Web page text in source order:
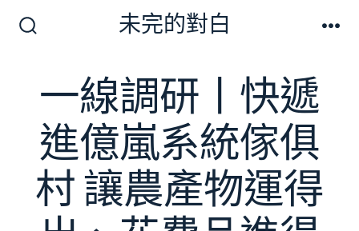
換
關
未完的對白
一線調研丨快遞
進億嵐系統傢俱
村 讓農產物運得